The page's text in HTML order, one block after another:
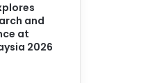
and
at
2026